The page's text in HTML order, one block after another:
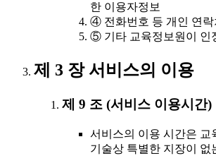
한 이용자정보
④ 전화번호 등 개인 연락
⑤ 기타 교육정보원이 인
제 3 장 서비스의 이용
제 9 조 (서비스 이용시간)
서비스의 이용 시간은 교
기술상 특별한 지장이 없